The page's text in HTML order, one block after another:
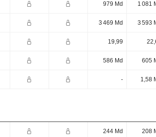
979 Md 1 081
3 469 Md 3 593
19,99
586 Md 605
- 1,58
244 Md 208